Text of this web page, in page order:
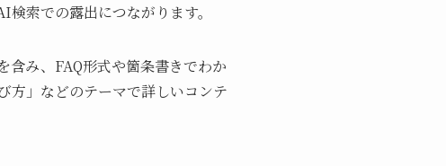
索での露出につながります。
含み、FAQ形式や箇条書きでわか
方」などのテーマで詳しいコンテ